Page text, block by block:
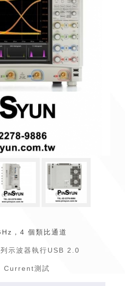
，4 個類比通道
示波器執行USB 2.0
Current測試